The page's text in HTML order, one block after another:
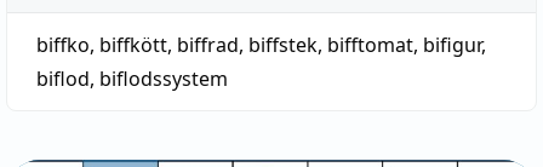
biffko, biffkött, biffrad, biffstek, bifftomat, bifigur,
biflod, biflodssystem